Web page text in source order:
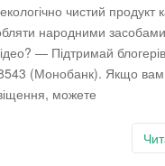
чистий продукт
народними
— Підтримай
(Монобанк). Якщо
можете